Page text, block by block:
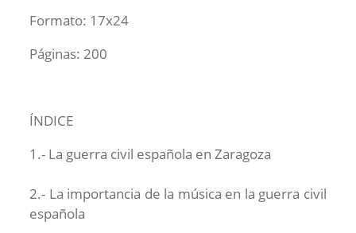
Formato: 17x24
Páginas: 200
ÍNDICE
1.- La guerra civil española en Zaragoza
2.- La importancia de la música en la guerra civil
española